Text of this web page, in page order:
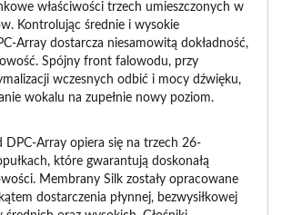
właściwości trzech umieszczonych w
Kontrolując średnie i wysokie
Array dostarcza niesamowitą dokładność,
Spójny front falowodu, przy
wczesnych odbić i mocy dźwięku,
wokalu na zupełnie nowy poziom.
DPC-Array opiera się na trzech 26-
które gwarantują doskonałą
Membrany Silk zostały opracowane
dostarczenia płynnej, bezwysiłkowej